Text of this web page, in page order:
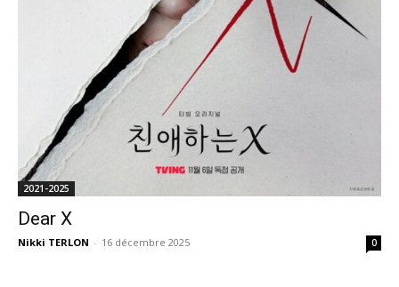
2021-2025
Dear X
Nikki TERLON - 16 décembre 2025 0